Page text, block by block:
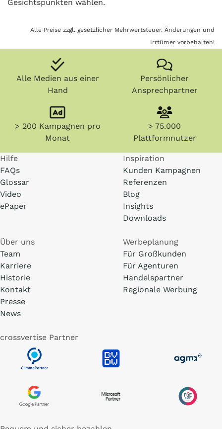
Gesichtspunkten wählen.
Alle Preise zzgl. gesetzlicher Mehrwertsteuer. Änderungen und
Irrtümer vorbehalten!
Alle Medien aus einer
Hand
Persönlicher
Ansprechpartner
> 200 Kampagnen pro
Monat
> 75.000
Plattformnutzer
Hilfe
FAQs
Glossar
Video
ePaper
Inspiration
Kunden Kampagnen
Referenzen
Blog
Insights
Downloads
Über uns
Team
Karriere
Historie
Kontakt
Presse
News
Werbeplanung
Für Großkunden
Für Agenturen
Handelspartner
Regionale Werbung
crossvertise Partner